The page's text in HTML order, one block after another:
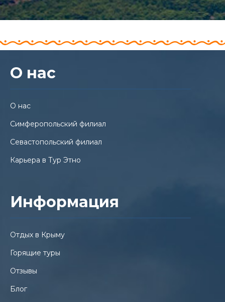
О нас
О нас
Симферопольский филиал
Севастопольский филиал
Карьера в Тур Этно
Информация
Отдых в Крыму
Горящие туры
Отзывы
Блог